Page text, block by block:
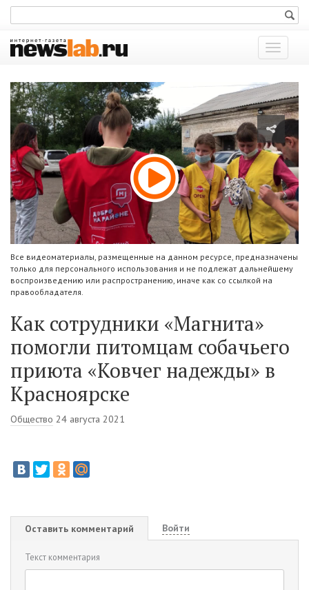
Показать
меню
Все видеоматериалы, размещенные на данном ресурсе, предназначены
только для персонального использования и не подлежат дальнейшему
воспроизведению или распространению, иначе как со ссылкой на
правообладателя.
Как сотрудники «Магнита»
помогли питомцам собачьего
приюта «Ковчег надежды» в
Красноярске
Общество 24 августа 2021
Оставить комментарий Войти
Текст комментария